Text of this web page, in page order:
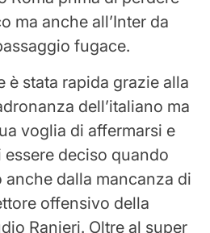
ma anche all’Inter da
fugace.
è stata rapida grazie alla
dell’italiano ma
voglia di affermarsi e
deciso quando
anche dalla mancanza di
offensivo della
Ranieri. Oltre al super